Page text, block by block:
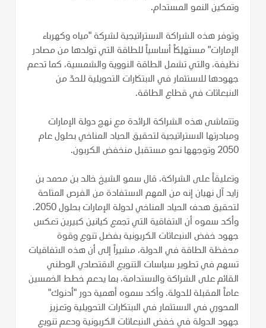
وتمكين النمو المستدام.
وتوفر هذه الشراكة الاستراتيجية لشركة "مياه وكهرباء
الإمارات" مستهلِكاً أساسياً للطاقة التي تولدها من مصادر
نظيفة، والتي تشمل الطاقة النووية والشمسية، كما تدعم
جهودها للاستثمار في الابتكارات التحويلية للحدّ من
الانبعاثات في قطاع الطاقة.
وتتماشى هذه الشراكة الرائدة مع نهج دولة الإمارات
ومبادرتها الاستراتيجية لتحقيق الحياد المناخي بحلول عام
2050 وتوجهها نحو مستقبل منخفض الكربون.
وتعليقاً على الشراكة، قال سمو الشيخ خالد بن محمد بن
زايد آل نهيان إنه من المهم الاستفادة من الفرص المتاحة
لتحقيق هدف الحياد المناخي لدولة الإمارات بحلول 2050.
وأكد سموه أن الاتفاقية التي تجمع كيانين كبيرين تعكس
جهود خفض الانبعاثات الكربونية بفضل تنوع وقوة
محفظة الطاقة في الدولة، مشيراً إلى أن هذه الاتفاقيات
تسهم في تطوير سياسات التنويع الاقتصادي الوطني
القائم على الشراكة والاستدامة، بما يدعم خطط الخمسين
عاماً المقبلة للدولة. وأكد سموه أهمية دور "أدنوك"
المحوري في الاستثمار في الابتكارات التحويلية وتعزيز
جهود الدولة في خفض الانبعاثات الكربونية ودعم تنويع